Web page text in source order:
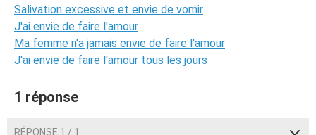
Salivation excessive et envie de vomir
J'ai envie de faire l'amour
Ma femme n'a jamais envie de faire l'amour
J'ai envie de faire l'amour tous les jours
1 réponse
RÉPONSE 1 / 1